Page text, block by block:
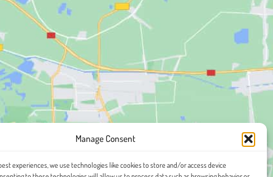
Manage Consent
experiences, we use technologies like cookies to store and/or access device